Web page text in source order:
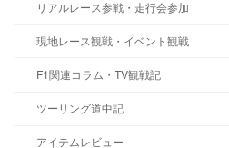
リアルレース参戦・走行会参加
現地レース観戦・イベント観戦
F1関連コラム・TV観戦記
ツーリング道中記
アイテムレビュー